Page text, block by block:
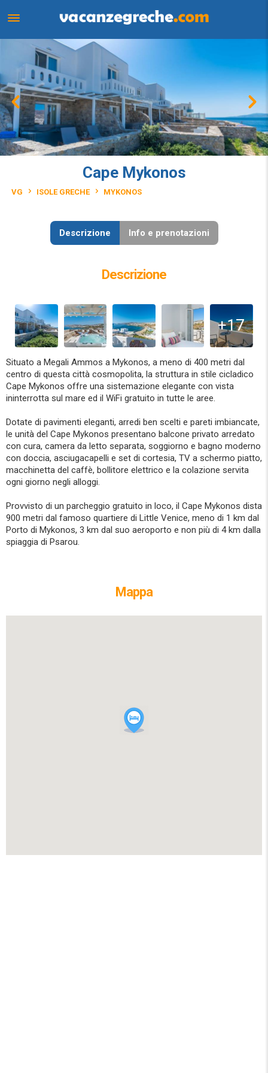
Cape Mykonos
VG ISOLE GRECHE MYKONOS
Descrizione Info e prenotazioni
Descrizione
+17
Situato a Megali Ammos a Mykonos, a meno di 400 metri dal
centro di questa città cosmopolita, la struttura in stile cicladico
Cape Mykonos offre una sistemazione elegante con vista
ininterrotta sul mare ed il WiFi gratuito in tutte le aree.
Dotate di pavimenti eleganti, arredi ben scelti e pareti imbiancate,
le unità del Cape Mykonos presentano balcone privato arredato
con cura, camera da letto separata, soggiorno e bagno moderno
con doccia, asciugacapelli e set di cortesia, TV a schermo piatto,
macchinetta del caffè, bollitore elettrico e la colazione servita
ogni giorno negli alloggi.
Provvisto di un parcheggio gratuito in loco, il Cape Mykonos dista
900 metri dal famoso quartiere di Little Venice, meno di 1 km dal
Porto di Mykonos, 3 km dal suo aeroporto e non più di 4 km dalla
spiaggia di Psarou.
Mappa